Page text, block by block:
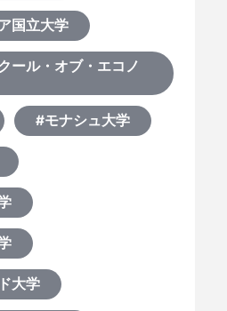
国立大学
ール・オブ・エコノ
#モナシュ大学
大学